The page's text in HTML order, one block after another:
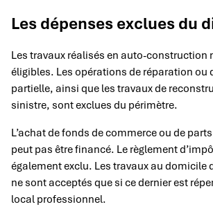
Les dépenses exclues du
Les travaux réalisés en auto-construction
éligibles. Les opérations de réparation ou
partielle, ainsi que les travaux de
sinistre, sont exclues du périmètre.
L’achat de fonds de commerce ou de
peut pas être financé. Le règlement
également exclu. Les travaux au domicile
ne sont acceptés que si ce dernier est
local professionnel.